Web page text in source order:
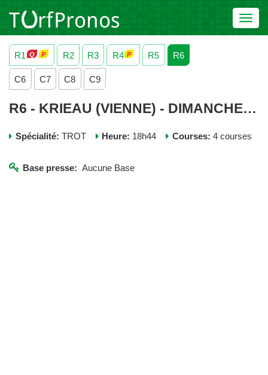
R1
R2 R3 R4 R5 R6
C6 C7 C8 C9
R6 - KRIEAU (VIENNE) - DIMANCHE 02 MARS 2025
Spécialité: TROT Heure: 18h44 Courses: 4 courses
Base presse: Aucune Base